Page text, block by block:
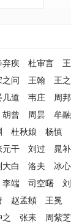
弃疾 杜审言
之问 王翰 王
几道 韦庄 周
胡曾 周昙 牟融
杜秋娘 杨慎
元干 刘过 晁
大白 洛夫 冰心
李端 司空曙
赵孟頫 王冕
之 张耒 周紫芝